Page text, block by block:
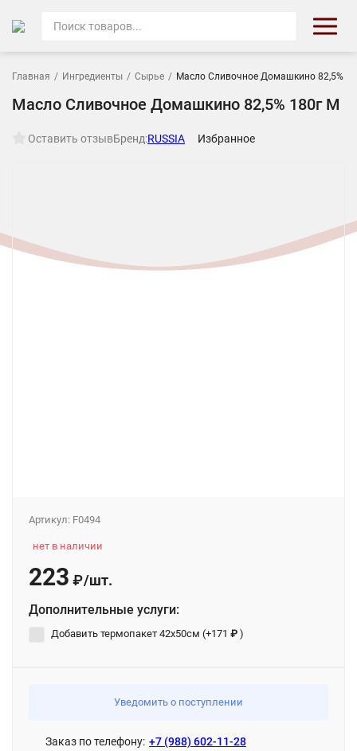
Главная / Ингредиенты / Сырье / Масло Сливочное Домашкино 82,5%
Масло Сливочное Домашкино 82,5% 180г М
Оставить отзывБренд:RUSSIA Избранное
Артикул: F0494
нет в наличии
223 ₽/шт.
Дополнительные услуги:
Добавить термопакет 42х50см (+171 ₽ )
Уведомить о поступлении
Заказ по телефону: +7 (988) 602-11-28